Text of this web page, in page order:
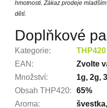
hmotnosti. Zákaz prodeje
dětí.
Doplňkové
Kategorie:
EAN :
Zvolte
Množství:
1g, 2g,
Obsah THP420:
65%
Aroma: